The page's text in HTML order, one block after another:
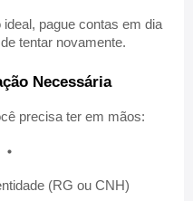
pague contas em dia
tentar novamente.
Necessária
precisa ter em mãos:
(RG ou CNH)